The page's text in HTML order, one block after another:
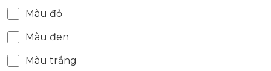
Màu đỏ
Màu đen
Màu trắng